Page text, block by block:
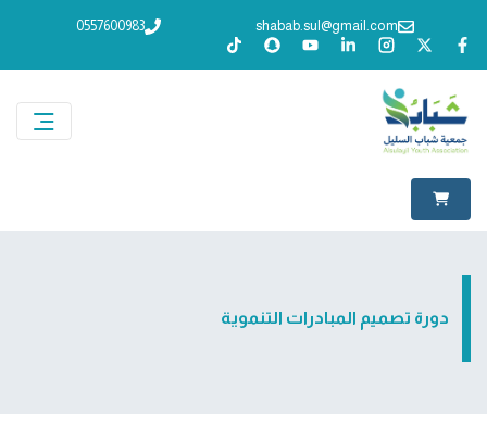
shabab.sul@gmail.com
0557600983
دورة تصميم المبادرات التنموية